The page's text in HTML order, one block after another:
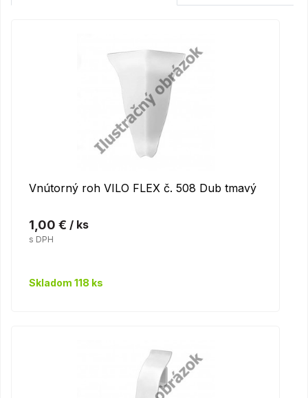
Vnútorný roh VILO FLEX č. 508 Dub tmavý
1,00 € / ks
s DPH
Skladom 118 ks